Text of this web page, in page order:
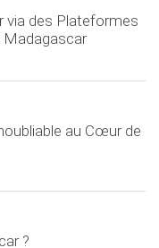
via des Plateformes
Madagascar
au Cœur de
?